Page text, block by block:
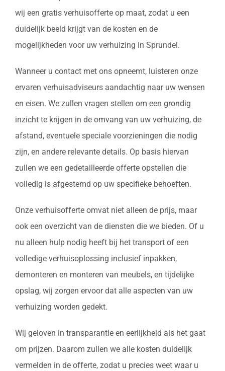
wij een gratis verhuisofferte op maat, zodat u een
duidelijk beeld krijgt van de kosten en de
mogelijkheden voor uw verhuizing in Sprundel.
Wanneer u contact met ons opneemt, luisteren onze
ervaren verhuisadviseurs aandachtig naar uw wensen
en eisen. We zullen vragen stellen om een grondig
inzicht te krijgen in de omvang van uw verhuizing, de
afstand, eventuele speciale voorzieningen die nodig
zijn, en andere relevante details. Op basis hiervan
zullen we een gedetailleerde offerte opstellen die
volledig is afgestemd op uw specifieke behoeften.
Onze verhuisofferte omvat niet alleen de prijs, maar
ook een overzicht van de diensten die we bieden. Of u
nu alleen hulp nodig heeft bij het transport of een
volledige verhuisoplossing inclusief inpakken,
demonteren en monteren van meubels, en tijdelijke
opslag, wij zorgen ervoor dat alle aspecten van uw
verhuizing worden gedekt.
Wij geloven in transparantie en eerlijkheid als het gaat
om prijzen. Daarom zullen we alle kosten duidelijk
vermelden in de offerte, zodat u precies weet waar u